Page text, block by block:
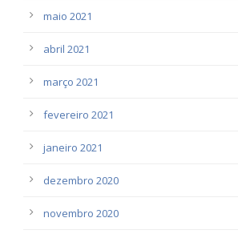
maio 2021
abril 2021
março 2021
fevereiro 2021
janeiro 2021
dezembro 2020
novembro 2020